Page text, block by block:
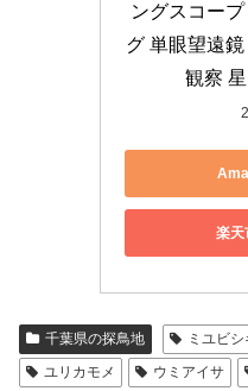
ングスコー
グ 単眼望遠
観察
楽天
千葉県の探鳥地 ミユビシ
ユリカモメ
ウミアイサ